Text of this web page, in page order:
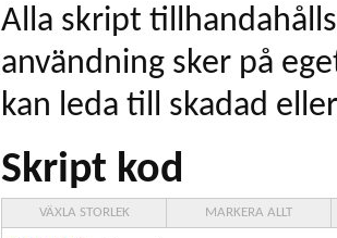
Alla skript
användning sker på
kan leda till skadad
Skript kod
VÄXLA STORLEK MARKERA ALLT